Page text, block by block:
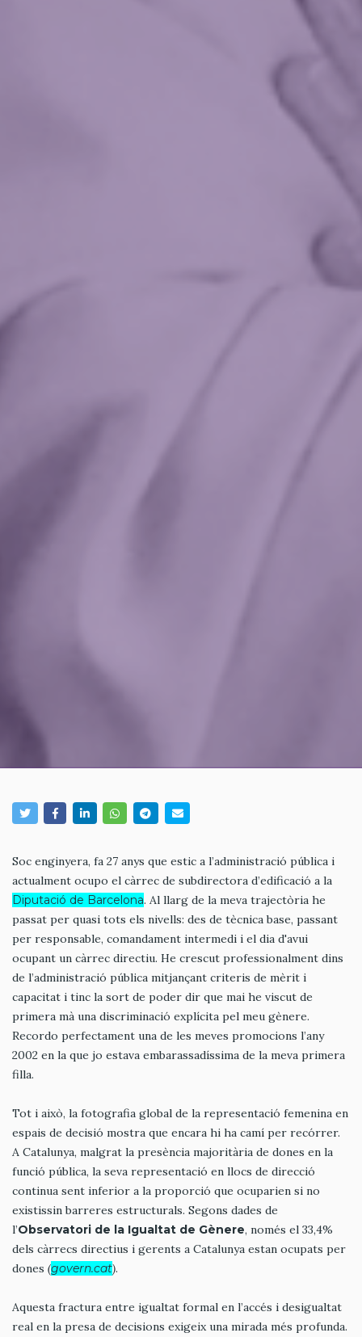
Soc enginyera, fa 27 anys que estic a l’administració pública i
actualment ocupo el càrrec de subdirectora d’edificació a la
Diputació de Barcelona. Al llarg de la meva trajectòria he
passat per quasi tots els nivells: des de tècnica base, passant
per responsable, comandament intermedi i el dia d'avui
ocupant un càrrec directiu. He crescut professionalment dins
de l’administració pública mitjançant criteris de mèrit i
capacitat i tinc la sort de poder dir que mai he viscut de
primera mà una discriminació explícita pel meu gènere.
Recordo perfectament una de les meves promocions l’any
2002 en la que jo estava embarassadíssima de la meva primera
filla.
Tot i això, la fotografia global de la representació femenina en
espais de decisió mostra que encara hi ha camí per recórrer.
A Catalunya, malgrat la presència majoritària de dones en la
funció pública, la seva representació en llocs de direcció
continua sent inferior a la proporció que ocuparien si no
existissin barreres estructurals. Segons dades de
l’Observatori de la Igualtat de Gènere, només el 33,4%
dels càrrecs directius i gerents a Catalunya estan ocupats per
dones (govern.cat).
Aquesta fractura entre igualtat formal en l’accés i desigualtat
real en la presa de decisions exigeix una mirada més profunda.